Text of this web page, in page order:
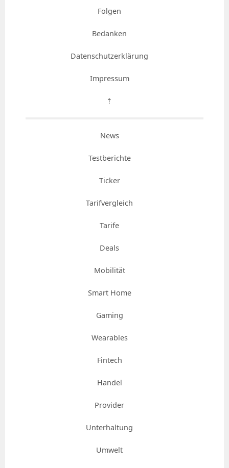
Folgen
Bedanken
Datenschutzerklärung
Impressum
⇡
News
Testberichte
Ticker
Tarifvergleich
Tarife
Deals
Mobilität
Smart Home
Gaming
Wearables
Fintech
Handel
Provider
Unterhaltung
Umwelt